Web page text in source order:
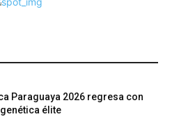
Paraguaya 2026 regresa con
élite